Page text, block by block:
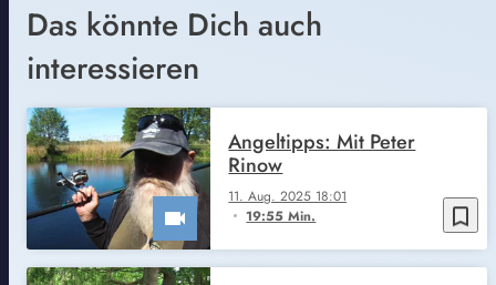
Das könnte Dich auch
interessieren
bookmark_border
11. Aug. 2025 18:01
19:55 Min.
Angeltipps: Mit Peter
Rinow